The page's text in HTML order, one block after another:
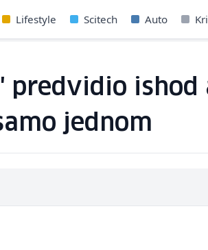
Lifestyle Scitech Auto
predvidio
jednom